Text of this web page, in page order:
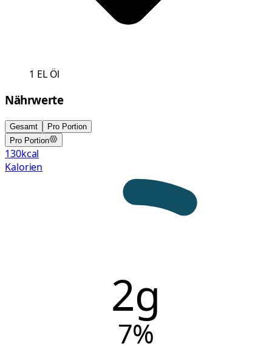
1 EL Öl
Nährwerte
Gesamt
Pro Portion
Pro Portion
130kcal
Kalorien
2g
7%